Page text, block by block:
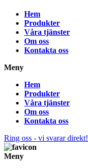
Hem
Produkter
Våra tjänster
Om oss
Kontakta oss
Meny
Hem
Produkter
Våra tjänster
Om oss
Kontakta oss
Ring oss - vi svarar direkt!
Meny